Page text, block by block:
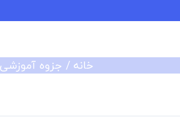
خانه/ جزوه آموزشی